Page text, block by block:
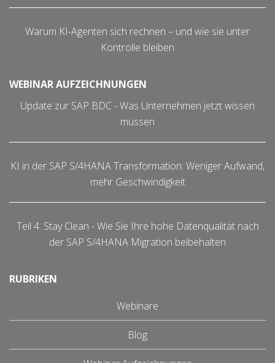
Warum KI-Agenten sich rechnen – und wie sie unter
Kontrolle bleiben
WEBINAR AUFZEICHNUNGEN
Update zur SAP BDC - Was Unternehmen jetzt wissen
müssen
KI in der SAP S/4HANA Transformation: Weniger Aufwand,
mehr Geschwindigkeit
Teil 4: Stay Clean - Wie Sie Ihre hohe Datenqualität nach
der SAP S/4HANA Migration beibehalten
RUBRIKEN
Webinare
Blog